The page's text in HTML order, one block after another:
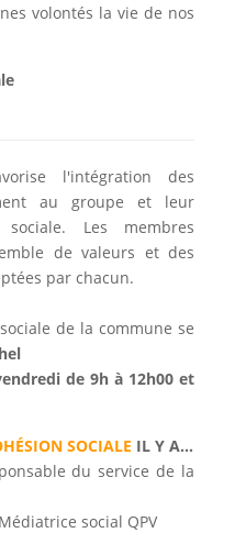
volontés la vie de nos
l'intégration des
au groupe et leur
Les membres
de valeurs et des
par chacun.
de la commune se
de 9h à 12h00 et
SOCIALE IL Y A...
du service de la
social QPV